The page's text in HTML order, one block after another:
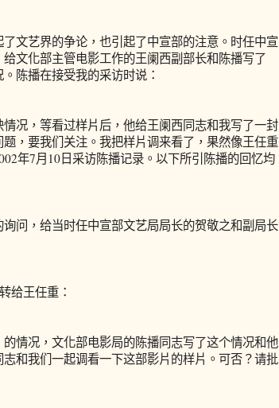
艺界的争论，也引起了中宣部的注意。时任中宣
文化部主管电影工作的王阑西副部长和陈播写了
陈播在接受我的采访时说：
，等看过样片后，他给王阑西同志和我写了一封
，要我们关注。我把样片调来看了，果然像王任重
年7月10日采访陈播记录。以下所引陈播的回忆均
，给当时任中宣部文艺局局长的贺敬之和副局长
王任重：
况，文化部电影局的陈播同志写了这个情况和他
和我们一起调看一下这部影片的样片。可否？请批